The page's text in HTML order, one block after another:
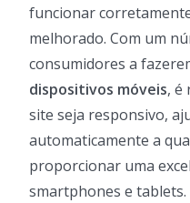
funcionar
melhorado. Com um
consumidores a
dispositivos móveis, é
site seja responsivo,
automaticamente a
proporcionar uma
smartphones e tablets.